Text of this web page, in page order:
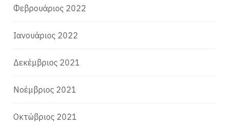
Φεβρουάριος 2022
Ιανουάριος 2022
Δεκέμβριος 2021
Νοέμβριος 2021
Οκτώβριος 2021